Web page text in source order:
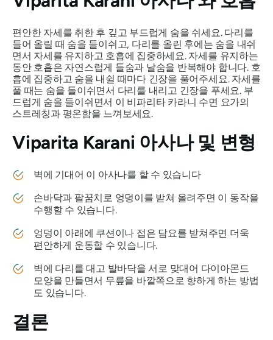
편안한 자세를 취한 후 깊고 부드럽게 숨을 쉬세요. 다리를
들어 올릴 때 숨을 들이쉬고, 다리를 올린 후에는 숨을 내쉬
면서 자세를 유지하고 호흡에 집중하세요. 자세를 유지하는
동안 호흡은 자연스럽게 들숨과 날숨을 반복해야 합니다. 호
흡에 집중하고 숨을 내쉴 때마다 긴장을 풀어주세요. 자세를
풀 때는 숨을 들이쉬면서 다리를 내리고 긴장을 푸세요. 부
드럽게 숨을 들이쉬면서 이 비파리타 카라니 수면 요가의
스트레칭과 평온함을 느껴보세요.
Viparita Karani 아사나및 변형
벽에 기대어 이 아사나를 할 수 있습니다
손바닥과 팔꿈치로 엉덩이를 받쳐 올려주면 이 동작을
수행할 수 있습니다.
엉덩이 아래에 쿠션이나 접은 담요를 받쳐주면 더욱
편안하게 운동할 수 있습니다.
벽에 다리를 대고 발바닥을 서로 맞대어 다이아몬드
모양을 만들면서 무릎을 바깥쪽으로 향하게 하는 방법
도 있습니다.
결론